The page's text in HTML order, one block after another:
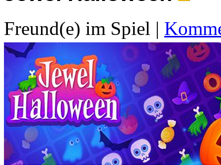
Freund(e) im Spiel |